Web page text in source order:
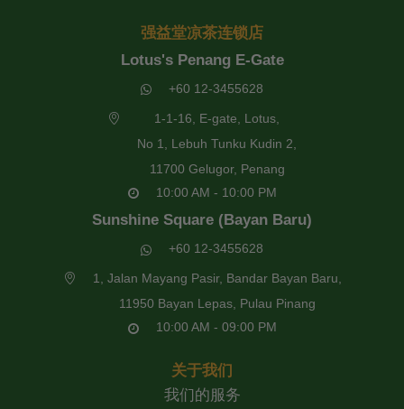
强益堂凉茶连锁店
Lotus's Penang E-Gate
+60 12-3455628
1-1-16, E-gate, Lotus,
No 1, Lebuh Tunku Kudin 2,
11700 Gelugor, Penang
10:00 AM - 10:00 PM
Sunshine Square (Bayan Baru)
+60 12-3455628
1, Jalan Mayang Pasir, Bandar Bayan Baru,
11950 Bayan Lepas, Pulau Pinang
10:00 AM - 09:00 PM
关于我们
我们的服务